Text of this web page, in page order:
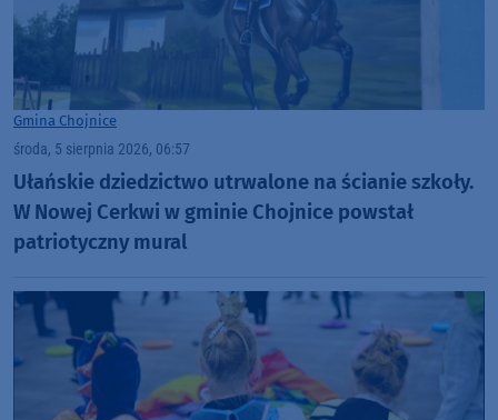
Gmina Chojnice
środa, 5 sierpnia 2026, 06:57
Ułańskie dziedzictwo utrwalone na ścianie szkoły.
W Nowej Cerkwi w gminie Chojnice powstał
patriotyczny mural